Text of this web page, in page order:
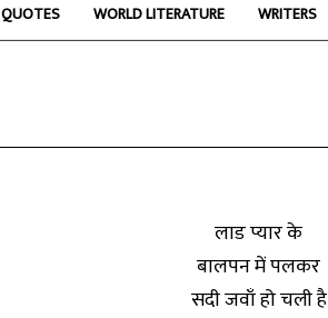
QUOTES WORLD LITERATURE WRITERS
लाड प्यार के
बालपन में पलकर
सदी जवाँ हो चली है